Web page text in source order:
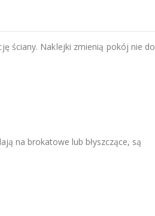
ściany. Naklejki zmienią pokój nie do
na brokatowe lub błyszczące, są